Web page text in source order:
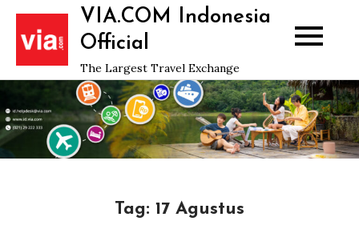
Skip
content
VIA.COM Indonesia
Official
The Largest Travel Exchange
Tag: 17 Agustus